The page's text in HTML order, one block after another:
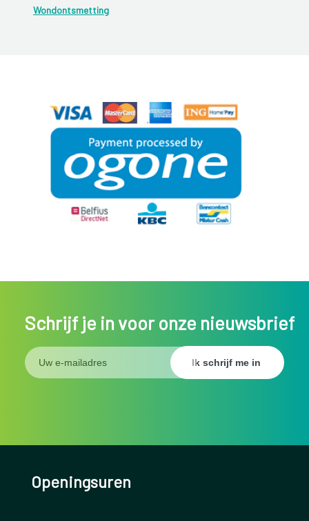
Wondontsmetting
Schrijf je in voor onze nieuwsbrief
Openingsuren